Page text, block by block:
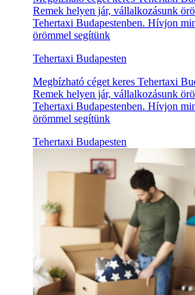
Remek helyen jár, vállalkozásunk
Tehertaxi Budapestenben. Hívjon
örömmel segítünk
Tehertaxi Budapesten
Megbízható céget keres Tehertaxi
Remek helyen jár, vállalkozásunk
Tehertaxi Budapestenben. Hívjon
örömmel segítünk
Tehertaxi Budapesten